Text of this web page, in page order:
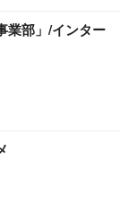
業部」/インター